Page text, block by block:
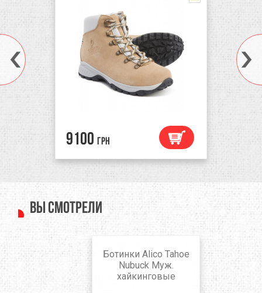
9100 грн
Вы смотрели
Ботинки Alico Tahoe
Nubuck Муж.
хайкинговые